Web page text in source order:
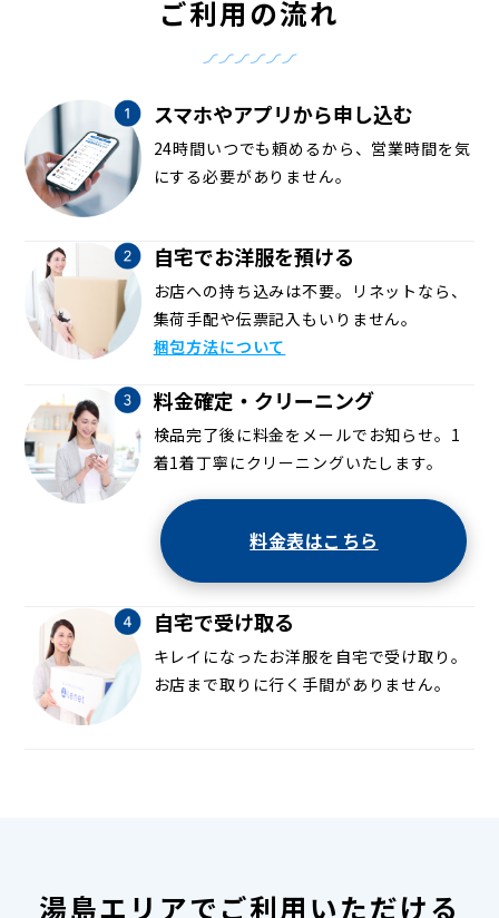
ご利用の流れ
スマホやアプリから申し込む
24時間いつでも頼めるから、営業時間を気
にする必要がありません。
自宅でお洋服を預ける
お店への持ち込みは不要。リネットなら、
集荷手配や伝票記入もいりません。
梱包方法について
料金確定・クリーニング
検品完了後に料金をメールでお知らせ。1
着1着丁寧にクリーニングいたします。
料金表はこちら
自宅で受け取る
キレイになったお洋服を自宅で受け取り。
お店まで取りに行く手間がありません。
湯島エリアでご利用いただける